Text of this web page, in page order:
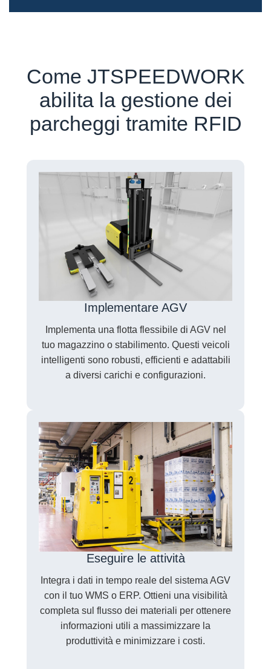
Come JTSPEEDWORK
abilita la gestione dei
parcheggi tramite RFID
Implementare AGV
Implementa una flotta flessibile di AGV nel
tuo magazzino o stabilimento. Questi veicoli
intelligenti sono robusti, efficienti e adattabili
a diversi carichi e configurazioni.
Eseguire le attività
Integra i dati in tempo reale del sistema AGV
con il tuo WMS o ERP. Ottieni una visibilità
completa sul flusso dei materiali per ottenere
informazioni utili a massimizzare la
produttività e minimizzare i costi.